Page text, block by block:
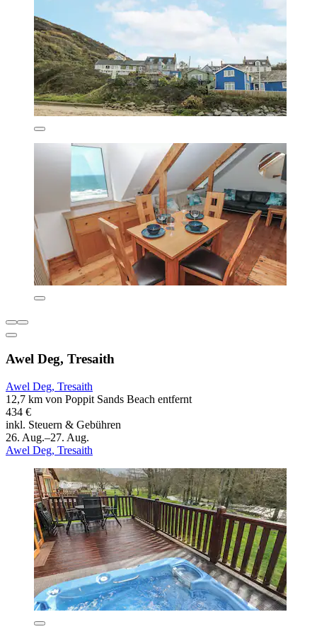
Awel Deg, Tresaith
Awel Deg, Tresaith
12,7 km von Poppit Sands Beach entfernt
434 €
inkl. Steuern & Gebühren
26. Aug.–27. Aug.
Awel Deg, Tresaith